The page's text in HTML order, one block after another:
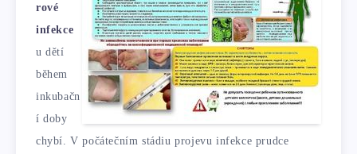
rové
infekce
u dětí
během
inkubačn
í doby
chybí. V počátečním stádiu projevu infekce prudce